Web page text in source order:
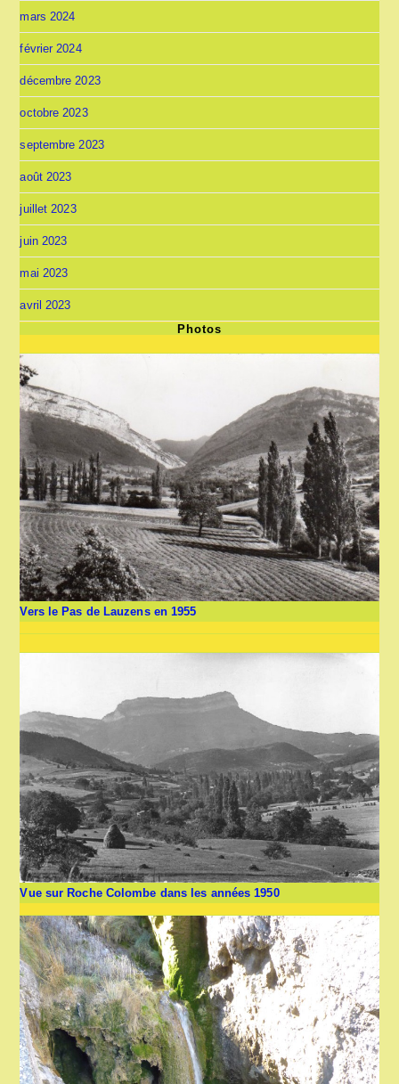
mars 2024
février 2024
décembre 2023
octobre 2023
septembre 2023
août 2023
juillet 2023
juin 2023
mai 2023
avril 2023
Photos
Vers le Pas de Lauzens en 1955
Vue sur Roche Colombe dans les années 1950